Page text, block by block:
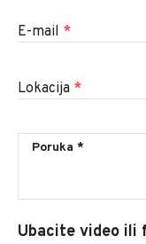
E-mail *
Lokacija *
Ubacite video ili